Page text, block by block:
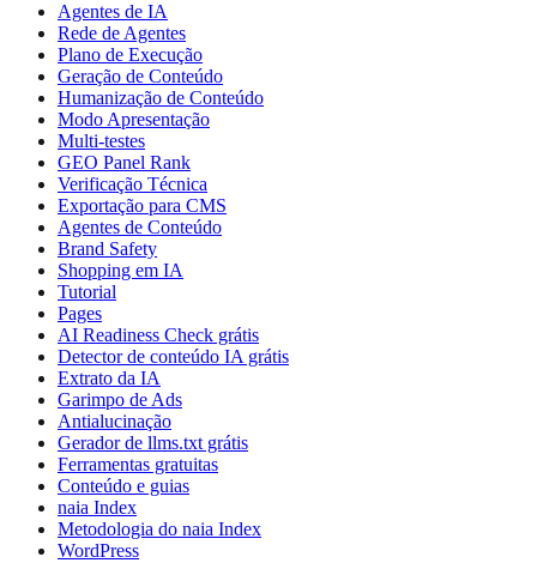
Agentes de IA
Rede de Agentes
Plano de Execução
Geração de Conteúdo
Humanização de Conteúdo
Modo Apresentação
Multi-testes
GEO Panel Rank
Verificação Técnica
Exportação para CMS
Agentes de Conteúdo
Brand Safety
Shopping em IA
Tutorial
Pages
AI Readiness Check grátis
Detector de conteúdo IA grátis
Extrato da IA
Garimpo de Ads
Antialucinação
Gerador de llms.txt grátis
Ferramentas gratuitas
Conteúdo e guias
naia Index
Metodologia do naia Index
WordPress